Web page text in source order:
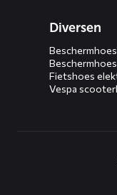
Diversen
Fietshoes
Vespa